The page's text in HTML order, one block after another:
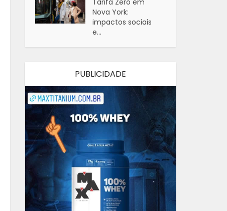
Tarifa Zero em
Nova York:
impactos sociais
e...
PUBLICIDADE